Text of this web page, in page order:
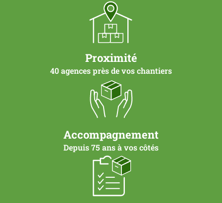
Proximité
40 agences près de vos chantiers
Accompagnement
Depuis 75 ans à vos côtés